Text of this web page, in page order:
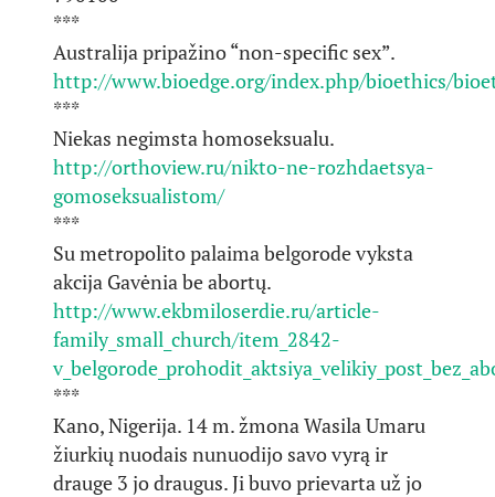
***
Australija pripažino “non-specific sex”.
http://www.bioedge.org/index.php/bioethics/
***
Niekas negimsta homoseksualu.
http://orthoview.ru/nikto-ne-rozhdaetsya-
gomoseksualistom/
***
Su metropolito palaima belgorode vyksta
akcija Gavėnia be abortų.
http://www.ekbmiloserdie.ru/article-
family_small_church/item_2842-
***
Kano, Nigerija. 14 m. žmona Wasila Umaru
žiurkių nuodais nunuodijo savo vyrą ir
drauge 3 jo draugus. Ji buvo prievarta už jo